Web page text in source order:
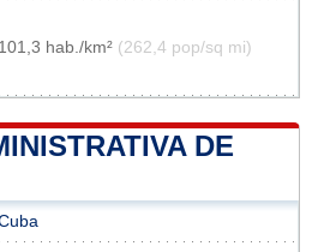
101,3 hab./km² (262,4 pop/sq mi)
DE